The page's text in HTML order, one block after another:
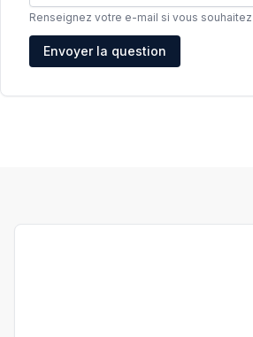
Renseignez votre e-mail si vous
Adresse e-mail
Envoyer la question